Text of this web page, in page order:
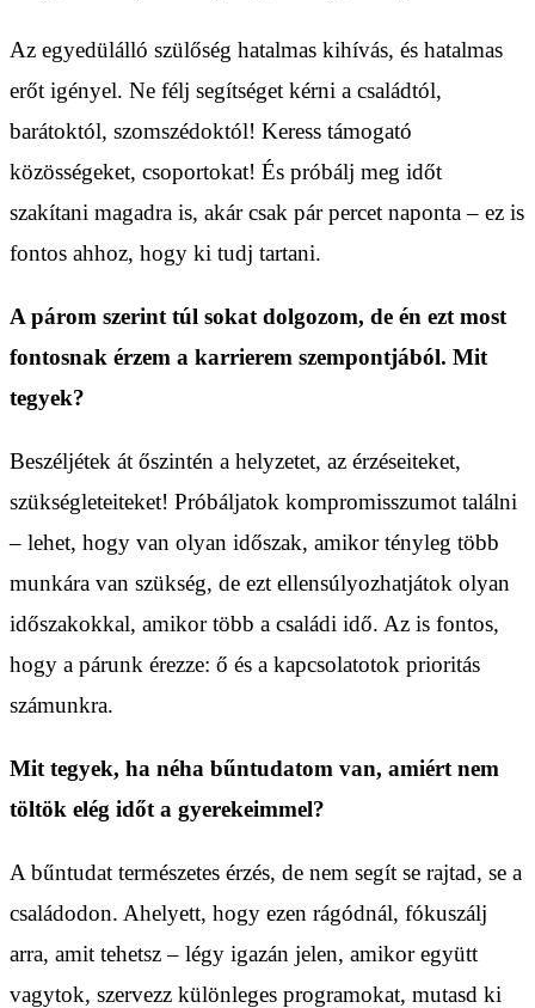
Az egyedülálló szülőség hatalmas kihívás, és hatalmas
erőt igényel. Ne félj segítséget kérni a családtól,
barátoktól, szomszédoktól! Keress támogató
közösségeket, csoportokat! És próbálj meg időt
szakítani magadra is, akár csak pár percet naponta – ez is
fontos ahhoz, hogy ki tudj tartani.
A párom szerint túl sokat dolgozom, de én ezt most
fontosnak érzem a karrierem szempontjából. Mit
tegyek?
Beszéljétek át őszintén a helyzetet, az érzéseiteket,
szükségleteiteket! Próbáljatok kompromisszumot találni
– lehet, hogy van olyan időszak, amikor tényleg több
munkára van szükség, de ezt ellensúlyozhatjátok olyan
időszakokkal, amikor több a családi idő. Az is fontos,
hogy a párunk érezze: ő és a kapcsolatotok prioritás
számunkra.
Mit tegyek, ha néha bűntudatom van, amiért nem
töltök elég időt a gyerekeimmel?
A bűntudat természetes érzés, de nem segít se rajtad, se a
családodon. Ahelyett, hogy ezen rágódnál, fókuszálj
arra, amit tehetsz – légy igazán jelen, amikor együtt
vagytok, szervezz különleges programokat, mutasd ki